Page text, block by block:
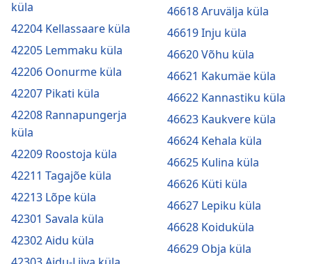
küla
42204 Kellassaare küla
42205 Lemmaku küla
42206 Oonurme küla
42207 Pikati küla
42208 Rannapungerja
küla
42209 Roostoja küla
42211 Tagajõe küla
42213 Lõpe küla
42301 Savala küla
42302 Aidu küla
46618 Aruvälja küla
46619 Inju küla
46620 Võhu küla
46621 Kakumäe küla
46622 Kannastiku küla
46623 Kaukvere küla
46624 Kehala küla
46625 Kulina küla
46626 Küti küla
46627 Lepiku küla
46628 Koiduküla
46629 Obja küla